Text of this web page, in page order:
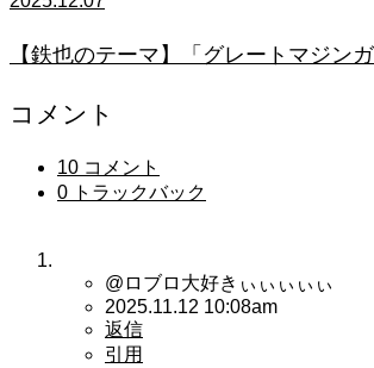
【鉄也のテーマ】「グレートマジン
コメント
10 コメント
0 トラックバック
@ロブロ大好きぃぃぃぃぃ
2025.11.12 10:08am
返信
引用